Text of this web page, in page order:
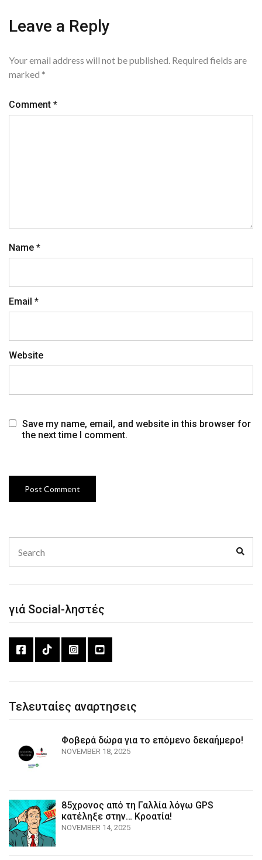
Leave a Reply
Your email address will not be published. Required fields are
marked *
Comment *
Name *
Email *
Website
Save my name, email, and website in this browser for
the next time I comment.
for:
γιά Social-ληστές
Τελευταίες αναρτησεις
Φοβερά δώρα για το επόμενο δεκαήμερο!
NOVEMBER 18, 2025
85χρονος από τη Γαλλία λόγω GPS
κατέληξε στην… Κροατία!
NOVEMBER 14, 2025